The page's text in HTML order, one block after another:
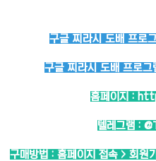
구글 찌라시 도배 프로
구글 찌라시 도배 프로
홈페이지 :
텔레그램 :
구매방법 : 홈페이지 접속 > 회원